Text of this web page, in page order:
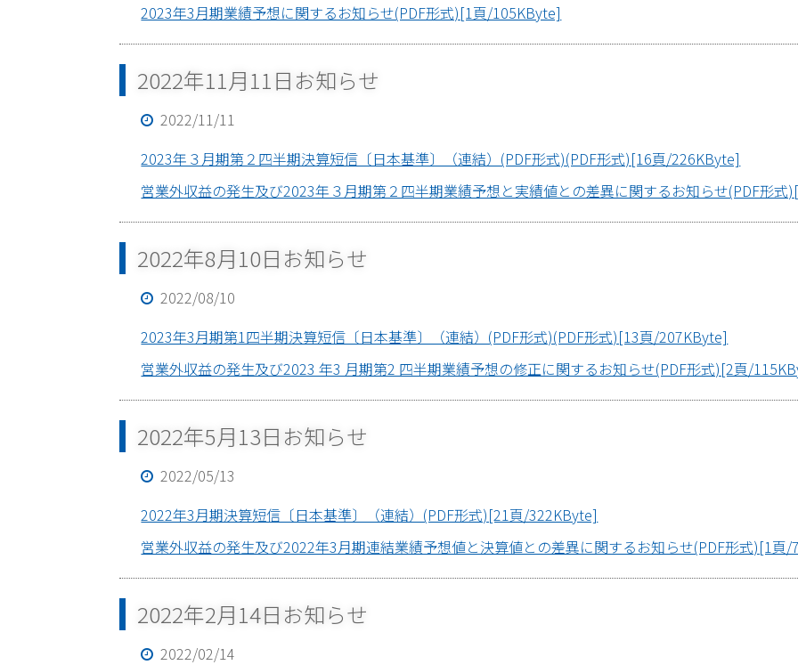
2023年3月期業績予想に関するお知らせ(PDF形式)[1頁/105KByte]
2022年11月11日お知らせ
2022/11/11
2023年３月期第２四半期決算短信〔日本基準〕（連結）(PDF形式)(PDF形式)[16頁/226KByte]
営業外収益の発生及び2023年３月期第２四半期業績予想と実績値との差異に関するお知らせ(PDF形
2022年8月10日お知らせ
2022/08/10
2023年3月期第1四半期決算短信〔日本基準〕（連結）(PDF形式)(PDF形式)[13頁/207KByte]
営業外収益の発生及び2023 年3 月期第2 四半期業績予想の修正に関するお知らせ(PDF形式)[2頁/
2022年5月13日お知らせ
2022/05/13
2022年3月期決算短信〔日本基準〕（連結）(PDF形式)[21頁/322KByte]
営業外収益の発生及び2022年3月期連結業績予想値と決算値との差異に関するお知らせ(PDF形式)[1頁/
2022年2月14日お知らせ
2022/02/14